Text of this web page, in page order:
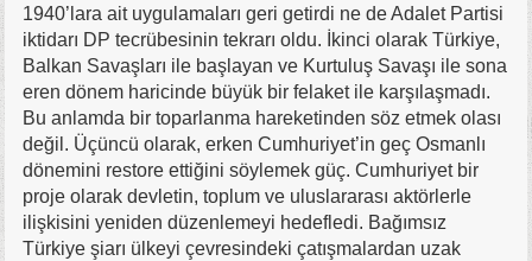
1940’lara ait uygulamaları geri getirdi ne de Adalet Partisi
iktidarı DP tecrübesinin tekrarı oldu. İkinci olarak Türkiye,
Balkan Savaşları ile başlayan ve Kurtuluş Savaşı ile sona
eren dönem haricinde büyük bir felaket ile karşılaşmadı.
Bu anlamda bir toparlanma hareketinden söz etmek olası
değil. Üçüncü olarak, erken Cumhuriyet’in geç Osmanlı
dönemini restore ettiğini söylemek güç. Cumhuriyet bir
proje olarak devletin, toplum ve uluslararası aktörlerle
ilişkisini yeniden düzenlemeyi hedefledi. Bağımsız
Türkiye şiarı ülkeyi çevresindeki çatışmalardan uzak